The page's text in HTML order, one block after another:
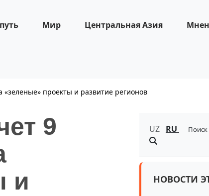
Мир Центральная Азия
проекты и развитие регионов
9
и
UZ RU Поиск
НОВОСТИ